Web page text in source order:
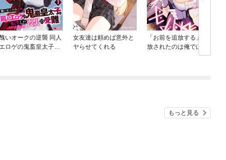
いオークの逆襲 同人
エロゲの鬼畜皇太子に
女友達は頼めば意外と
ヤらせてくれる
「お前を追放する」追
放されたのは俺ではな
く無口な魔法少女でし
もっと見る